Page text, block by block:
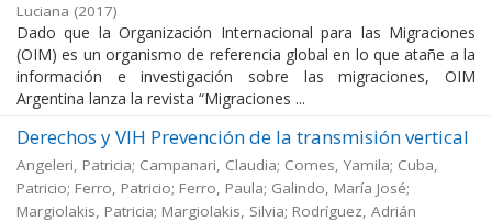
Luciana (2017)
Dado que la Organización Internacional para las Migraciones
(OIM) es un organismo de referencia global en lo que atañe a la
información e investigación sobre las migraciones, OIM
Argentina lanza la revista “Migraciones ...
Derechos y VIH Prevención de la transmisión vertical
Angeleri, Patricia; Campanari, Claudia; Comes, Yamila; Cuba,
Patricio; Ferro, Patricio; Ferro, Paula; Galindo, María José;
Margiolakis, Patricia; Margiolakis, Silvia; Rodríguez, Adrián